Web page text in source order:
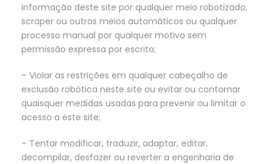
informação deste site por qualquer meio robotizado,
scraper ou outros meios automáticos ou qualquer
processo manual por qualquer motivo sem
permissão expressa por escrito;
– Violar as restrições em qualquer cabeçalho de
exclusão robótica neste site ou evitar ou contornar
quaisquer medidas usadas para prevenir ou limitar o
acesso a este site;
– Tentar modificar, traduzir, adaptar, editar,
decompilar, desfazer ou reverter a engenharia de